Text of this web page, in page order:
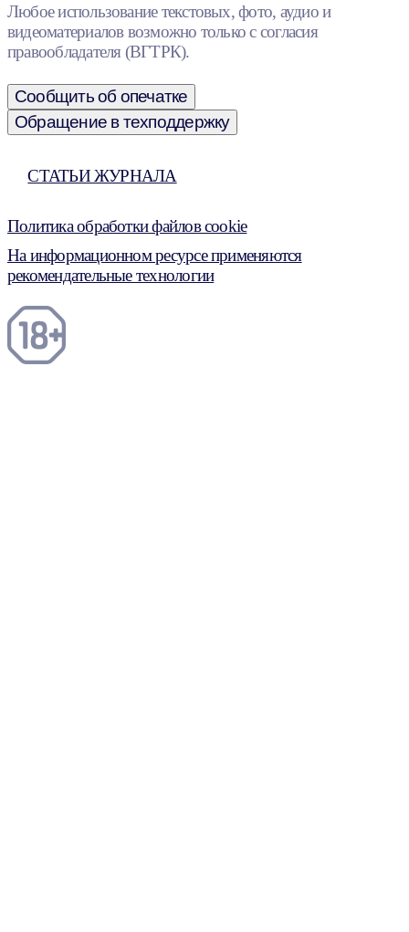
Любое использование текстовых, фото, аудио и
видеоматериалов возможно только с согласия
правообладателя (ВГТРК).
Сообщить об опечатке
Обращение в техподдержку
СТАТЬИ ЖУРНАЛА
Политика обработки файлов cookie
На информационном ресурсе применяются
рекомендательные технологии